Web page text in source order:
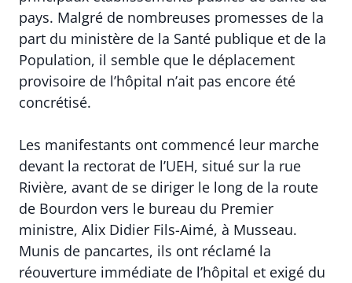
pays. Malgré de nombreuses promesses de la
part du ministère de la Santé publique et de la
Population, il semble que le déplacement
provisoire de l’hôpital n’ait pas encore été
concrétisé.
Les manifestants ont commencé leur marche
devant la rectorat de l’UEH, situé sur la rue
Rivière, avant de se diriger le long de la route
de Bourdon vers le bureau du Premier
ministre, Alix Didier Fils-Aimé, à Musseau.
Munis de pancartes, ils ont réclamé la
réouverture immédiate de l’hôpital et exigé du